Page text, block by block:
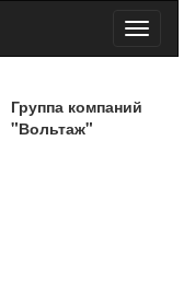
Toggle
Группа компаний
"Вольтаж"